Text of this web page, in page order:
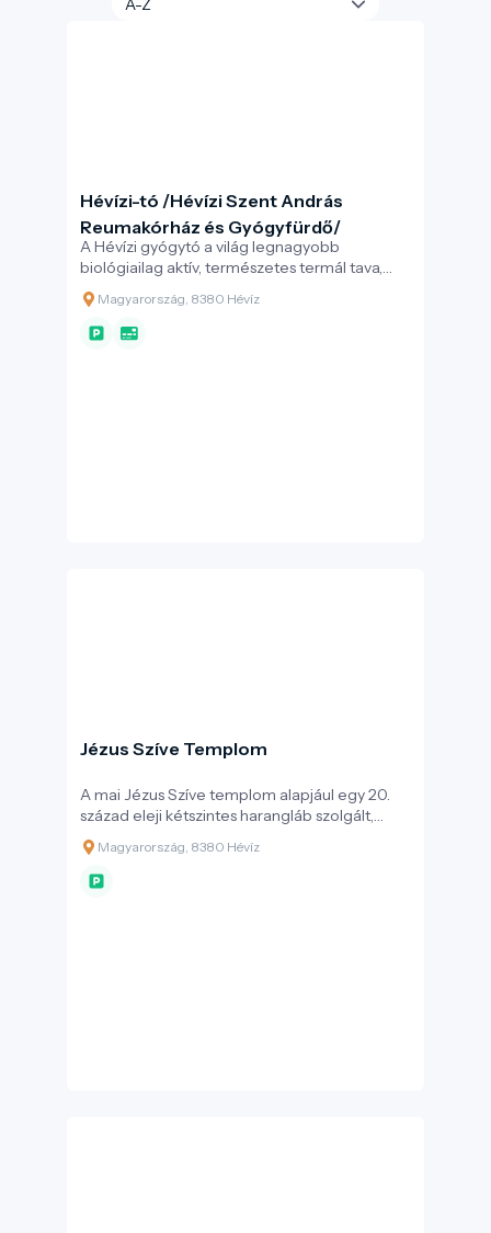
Hévízi-tó /Hévízi Szent András
Reumakórház és Gyógyfürdő/
A Hévízi gyógytó a világ legnagyobb
biológiailag aktív, természetes termál tava,
mely testet és lelket egyaránt felüdít
Magyarország, 8380 Hévíz
Jézus Szíve Templom
A mai Jézus Szíve templom alapjául egy 20.
század eleji kétszintes harangláb szolgált,
amelyet az 1990-es évek közepén bővítettek
ki templommá.
Magyarország, 8380 Hévíz